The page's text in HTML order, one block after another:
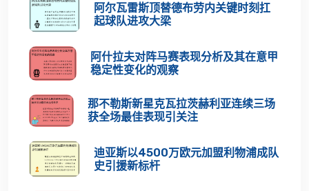
阿尔瓦雷斯顶替德布劳内关键时刻扛
起球队进攻大梁
阿什拉夫对阵马赛表现分析及其在意甲
稳定性变化的观察
那不勒斯新星克瓦拉茨赫利亚连续三场
获全场最佳表现引关注
迪亚斯以4500万欧元加盟利物浦成队
史引援新标杆